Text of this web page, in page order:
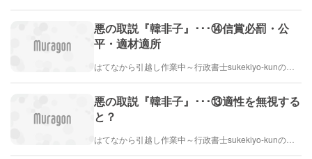
悪の取説『韓非子』･･･⑭信賞必罰・公
平・適材適所
悪の取説『韓非子』･･･⑬適性を無視する
と？